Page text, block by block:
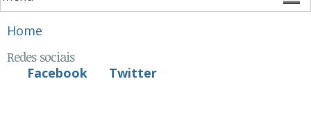
You are here
Home
Redes sociais
Facebook
Twitter